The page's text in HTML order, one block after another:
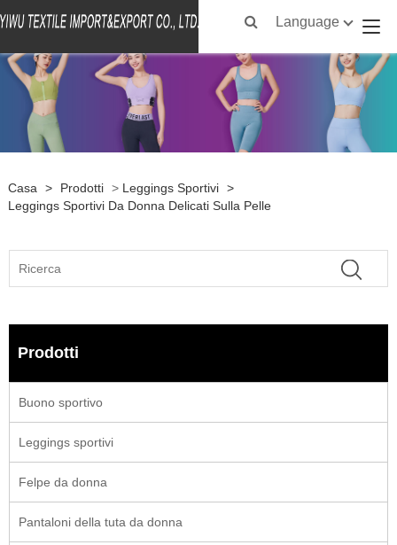
Language
Casa > Prodotti > Leggings Sportivi >
Leggings Sportivi Da Donna Delicati Sulla Pelle
Prodotti
Buono sportivo
Leggings sportivi
Felpe da donna
Pantaloni della tuta da donna